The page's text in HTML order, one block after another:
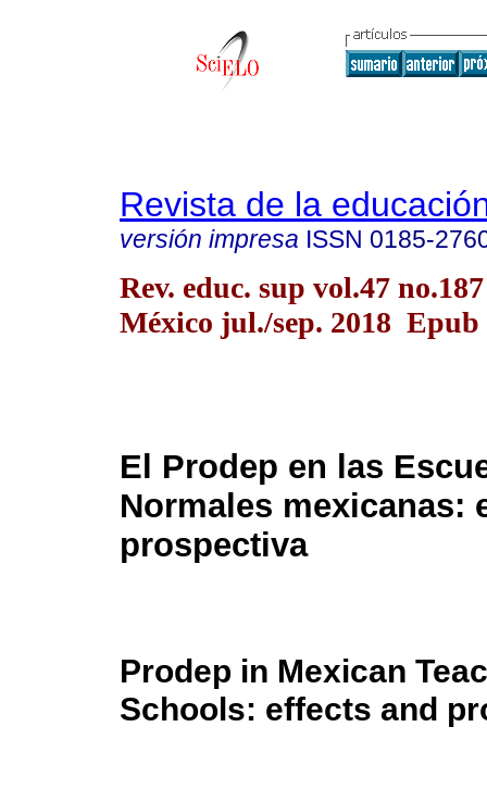
Revista de la
versión impresa ISSN 0185-
Rev. educ. sup vol.47
México jul./sep. 2018 Epub
El Prodep en las
Normales mexicanas:
prospectiva
Prodep in Mexican
Schools: effects and